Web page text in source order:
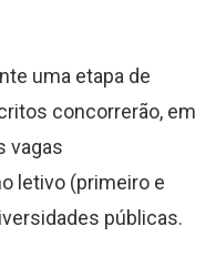
uma etapa de
concorrerão, em
vagas
letivo (primeiro e
públicas.